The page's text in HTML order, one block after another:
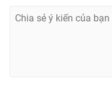
Ðiện thoại Thời báo VTV: